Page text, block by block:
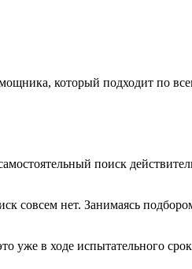
который подходит по
поиск
совсем нет. Занимаясь
в ходе испытательного